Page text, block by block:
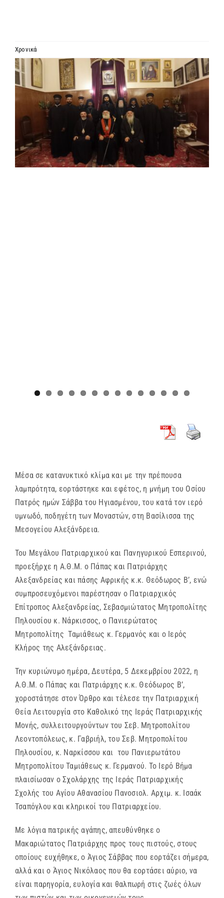
MEDIA
ΕΝΗΜΕΡΩΣΗ
ΣΥΝΔΕΣΕΙΣ
Χρονικά
Προβολή
μεγαλύτερης
εικόνας
Μέσα σε κατανυκτικό κλίμα και με την πρέπουσα
λαμπρότητα, εορτάστηκε και εφέτος, η μνήμη του Οσίου
Πατρός ημών Σάββα του Ηγιασμένου, του κατά τον ιερό
υμνωδό, ποδηγέτη των Mοναστών, στη Βασίλισσα της
Μεσογείου Αλεξάνδρεια.
Του Μεγάλου Πατριαρχικού και Πανηγυρικού Εσπερινού,
προεξήρχε η Α.Θ.Μ. ο Πάπας και Πατριάρχης
Αλεξανδρείας και πάσης Αφρικής κ.κ. Θεόδωρος Β’, ενώ
συμπροσευχόμενοι παρέστησαν ο Πατριαρχικός
Επίτροπος Αλεξανδρείας, Σεβασμιώτατος Μητροπολίτης
Πηλουσίου κ. Νάρκισσος, ο Πανιερώτατος
Μητροπολίτης Ταμιάθεως κ. Γερμανός και ο Ιερός
Κλήρος της Αλεξάνδρειας.
Την κυριώνυμο ημέρα, Δευτέρα, 5 Δεκεμβρίου 2022, η
Α.Θ.Μ. ο Πάπας και Πατριάρχης κ.κ. Θεόδωρος Β’,
χοροστάτησε στον Όρθρο και τέλεσε την Πατριαρχική
Θεία Λειτουργία στο Καθολικό της Ιεράς Πατριαρχικής
Μονής, συλλειτουργούντων του Σεβ. Μητροπολίτου
Λεοντοπόλεως, κ. Γαβριήλ, του Σεβ. Μητροπολίτου
Πηλουσίου, κ. Ναρκίσσου και του Πανιερωτάτου
Μητροπολίτου Ταμιάθεως κ. Γερμανού. Το Ιερό Βήμα
πλαισίωσαν ο Σχολάρχης της Ιεράς Πατριαρχικής
Σχολής του Αγίου Αθανασίου Πανοσιολ. Αρχιμ. κ. Ισαάκ
Τσαπόγλου και κληρικοί του Πατριαρχείου.
Με λόγια πατρικής αγάπης, απευθύνθηκε ο
Μακαριώτατος Πατριάρχης προς τους πιστούς, στους
οποίους ευχήθηκε, ο Άγιος Σάββας που εορτάζει σήμερα,
αλλά και ο Άγιος Νικόλαος που θα εορτάσει αύριο, να
είναι παρηγορία, ευλογία και θαλπωρή στις ζωές όλων